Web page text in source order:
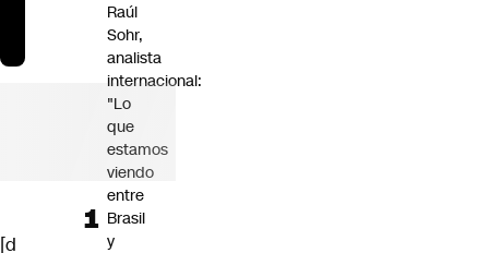
[d
Raúl
Sohr,
analista
internacional:
"Lo
que
estamos
viendo
entre
Brasil
y